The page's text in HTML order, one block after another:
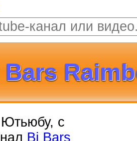
Ютьюбу, с
Bi Bars